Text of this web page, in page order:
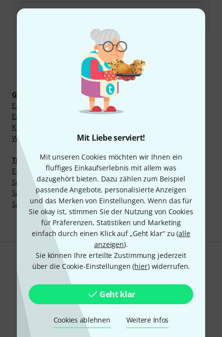
Mit Liebe serviert!
Mit unseren Cookies möchten wir Ihnen ein
fluffiges Einkaufserlebnis mit allem was
dazugehört bieten. Dazu zählen zum Beispiel
passende Angebote, personalisierte Anzeigen
und das Merken von Einstellungen. Wenn das für
Sie okay ist, stimmen Sie der Nutzung von Cookies
für Präferenzen, Statistiken und Marketing
einfach durch einen Klick auf „Geht klar“ zu (alle
anzeigen).
Sie können Ihre erteilte Zustimmung jederzeit
über die Cookie-Einstellungen (hier) widerrufen.
Geht klar
Cookies ablehnen Weitere Infos
Mehr entdecken
Gitarren und Bässe
E-Bass Saiten
E-Gitarrensaiten
Konzertgitarren Saiten
Westerngitarren Saiten
Traditionelle Instrumente
E-Einzelsaiten für Violine
Saiten für Mandoline, Mandola und Mandoloncello
Saiten für Viola da Gamba
Saiten für sonstige Folklore- und Weltinstrumente
Gefällt Ihnen, was Sie sehen?
Teilen Hilfe & Feedback